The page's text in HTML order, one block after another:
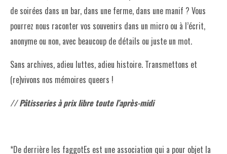
de soirées dans un bar, dans une ferme, dans une manif ? Vous
pourrez nous raconter vos souvenirs dans un micro ou à l’écrit,
anonyme ou non, avec beaucoup de détails ou juste un mot.
Sans archives, adieu luttes, adieu histoire. Transmettons et
(re)vivons nos mémoires queers !
// Pâtisseries à prix libre toute l’après-midi
*De derrière les faggotEs est une association qui a pour objet la